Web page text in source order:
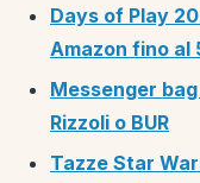
Days of Play
Amazon fino al
Messenger
Rizzoli o BUR
Tazze Star